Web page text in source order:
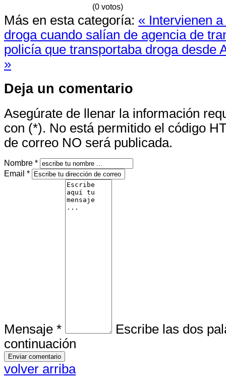
(0 votos)
Más en esta categoría: « Intervienen
droga cuando salían de agencia de
policía que transportaba droga desde
»
Deja un comentario
Asegúrate de llenar la información
con (*). No está permitido el código
de correo NO será publicada.
Nombre *
Email *
Mensaje *
Escribe las dos
continuación
volver arriba